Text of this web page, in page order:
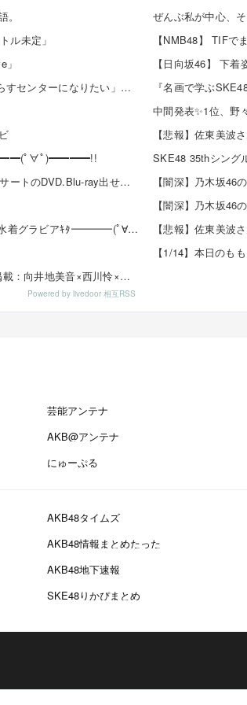
ル未定」
日向坂46 藤嶌果歩 「グループを照らすセンターになりたい」何倍もキラキラしたかほりんが降臨【坂道の...
━━━━(ﾟ∀ﾟ)━━━━!!
【悲報】ゼスト「SKEオタからコンサートのDVD.Blu-ray出せって言われたが2千かかるしペイで...
【速報】チーム8 歌田初夏さんの初水着グラビアｷﾀ━━━━(ﾟ∀ﾟ)━━━━!!
8/16発売「EX大衆 2019年9月号」掲載：向井地美音×西川怜×山内瑞葵（AKB48）、村瀬紗英...
Powered by livedoor 相互RSS
ぜんぶ私が中心、
【NMB48】 TIFで
【日向坂46】 下
『名画で学ぶ
【悲報】佐東美波
SKE48 35thシング
【闇深】乃木坂46
【闇深】乃木坂46
【悲報】佐東美波
芸能アンテナ
AKB@アンテナ
にゅーぷる
AKB48タイムズ
AKB48情報まとめたった
AKB48地下速報
SKE48りかぴまとめ